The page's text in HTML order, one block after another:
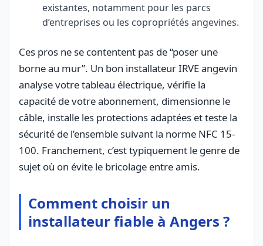
existantes, notamment pour les parcs
d’entreprises ou les copropriétés angevines.
Ces pros ne se contentent pas de “poser une
borne au mur”. Un bon installateur IRVE angevin
analyse votre tableau électrique, vérifie la
capacité de votre abonnement, dimensionne le
câble, installe les protections adaptées et teste la
sécurité de l’ensemble suivant la norme NFC 15-
100. Franchement, c’est typiquement le genre de
sujet où on évite le bricolage entre amis.
Comment choisir un
installateur fiable à Angers ?